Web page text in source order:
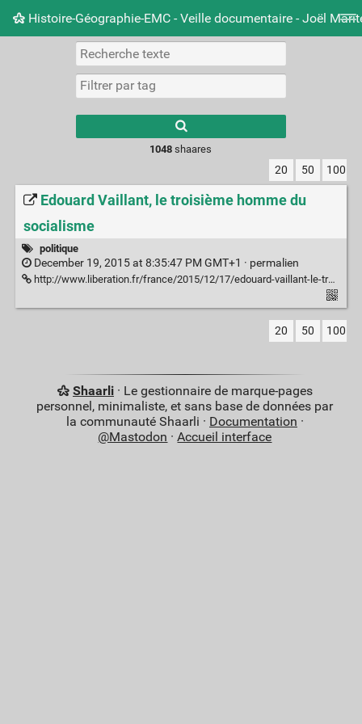
Histoire-Géographie-EMC - Veille documentaire - Joël
Nuage de tags Mur d'images
results.
1048 shaares
20 50 100
Edouard Vaillant, le troisième homme du
socialisme
politique
December 19, 2015 at 8:35:47 PM GMT+1 · permalien
http://www.liberation.fr/france/2015/12/17/edouard-vaillant-le-troisieme-homme-du-socialisme_1421509
20 50 100
Shaarli· Le gestionnaire de marque-pages
personnel, minimaliste, et sans base de données par
la communauté Shaarli · Documentation ·
@Mastodon ·Accueil interface